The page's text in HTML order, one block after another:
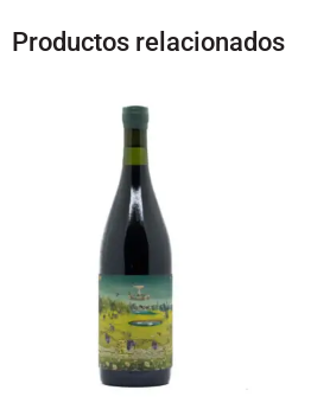
Productos relacionados